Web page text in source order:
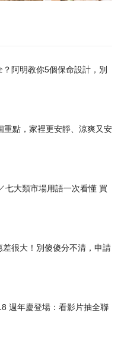
阿明教你5個保命設計，別
重點，家裡更安靜、涼爽又安
七大類市場用語一次看懂 買
很大！別傻傻分不清，申請
週年慶登場：看影片抽全聯